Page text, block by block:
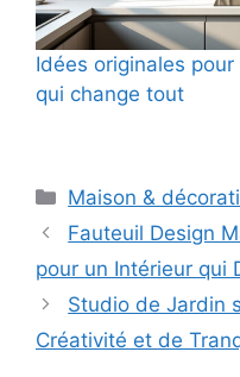
Idées originales
qui change tout
Catégories
Maison &
Fauteuil Design
pour un Intérieur qui
Studio de Jardin
Créativité et de